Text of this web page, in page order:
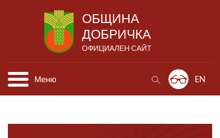
ОБЩИНА
ДОБРИЧКА
ОФИЦИАЛЕН САЙТ
Меню EN